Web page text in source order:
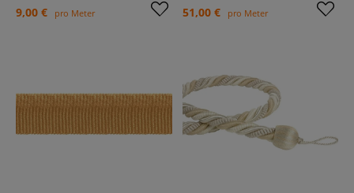
9,00 € pro Meter 51,00 € pro Meter